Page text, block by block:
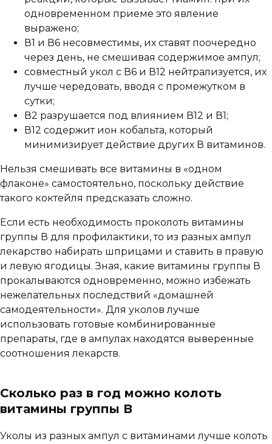
одновременном приеме это явление
выражено;
В1 и В6 несовместимы, их ставят поочередно
через день, не смешивая содержимое ампул;
совместный укол с В6 и В12 нейтрализуется, их
лучше чередовать, вводя с промежутком в
сутки;
В2 разрушается под влиянием В12 и В1;
В12 содержит ион кобальта, который
минимизирует действие других В витаминов.
Нельзя смешивать все витамины в «одном
флаконе» самостоятельно, поскольку действие
такого коктейля предсказать сложно.
Если есть необходимость проколоть витамины
группы В для профилактики, то из разных ампул
лекарство набирать шприцами и ставить в правую
и левую ягодицы. Зная, какие витамины группы В
прокалываются одновременно, можно избежать
нежелательных последствий «домашней
самодеятельности». Для уколов лучше
использовать готовые комбинированные
препараты, где в ампулах находятся выверенные
соотношения лекарств.
Сколько раз в год можно колоть
витамины группы В
Уколы из разных ампул с витаминами лучше колоть